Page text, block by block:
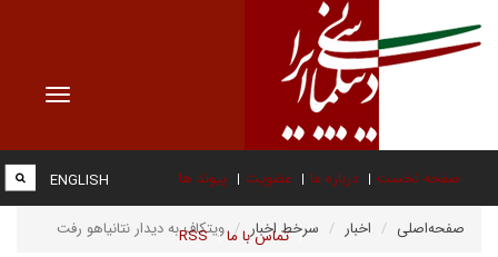
Toggle
صفحه نخست درباره ما عضویت پیوند ها
تماس با ما RSS
ENGLISH
صفحه‌اصلی اخبار سرخط اخبار ویتکاف به دیدار نتانیاهو رفت